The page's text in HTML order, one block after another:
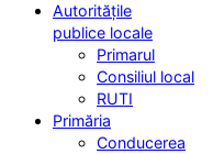
Autoritățile
publice locale
Primarul
Consiliul local
RUTI
Primăria
Conducerea